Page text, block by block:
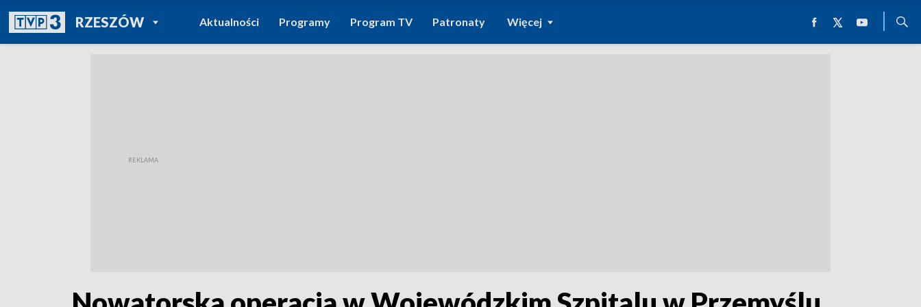
RZESZÓWPOWRÓT DO
TVP REGIONY
Aktualności Programy Program TV Patronaty Więcej